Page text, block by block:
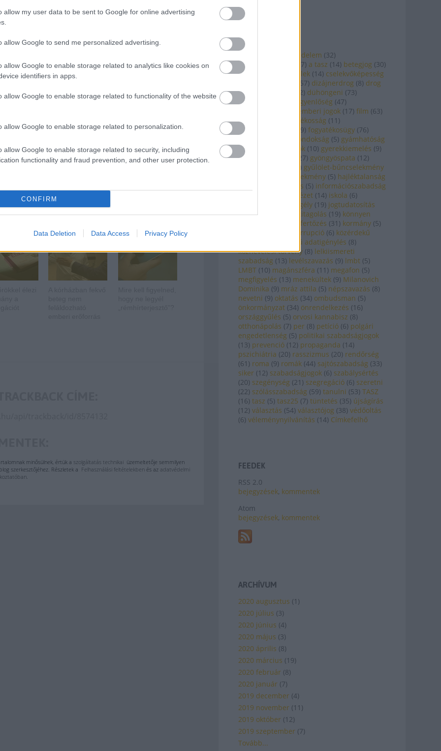
allow my user data to be sent to Google for online advertising
allow Google to send me personalized advertising.
allow Google to enable storage related to analytics like cookies on
identifiers in apps.
allow Google to enable storage related to functionality of the website
allow Google to enable storage related to personalization.
allow Google to enable storage related to security, including
functionality and fraud prevention, and other user protection.
CONFIRM
Data Deletion Data Access Privacy Policy
feltételeinek a jelenleginél sokkal precízebb
és az alkalmatlan korlátokat jelentő szabályok
Mi azon leszünk, hogy meggyőzzük őket.
komment
minősülnek, értük a szolgáltatás technikaiüzemeltetője semmilyen
szerkesztőjéhez. Részletek a Felhasználási feltételekbenés az adatvédelmi
TÉMÁINK
adatvédelem (32)
alkotmánybíróság
7) a tasz (14) betegjog (30)
betegjogok
civilek (14) cselekvőképesség
57) dizájnerdrog (8) drog
(98 12) dühöngeni (73)
egészségügy
egyenlőség (47)
emberi jogok (17) film (63)
filmezni
fogyatékosság (11 )
fogyatékosságügy
9) fogyatékosügy (76)
gondokság (5) gyámhatóság
(13 gyerekkelvagyok (10) gyerekkiemelés (9)
gyermekvédelem
27) gyöngyöspata (12)
) gyűlölet-bűncselekmény
gyűlöletbűncselekmény (5) hajléktalanság
hiv/aids (5) információszabadság
intézet (14) iskola (6)
jogsegély (19) jogtudatosítás
(17) kábítószer kitagolás (19) könnyen
kórházi fertőzés (31 ) kormány (5)
korrupció (6) közérdekű
közérdekű adatigénylés (8)
köznevelési törvény (8) lelkiismereti
szabadság (13) levélszavazás (9) lmbt (5)
LMBT (10) magánszféra (11 ) megafon (5)
megfigyelés (13) menekültek (9) Milanovich
Dominika (9) mráz attila (5) népszavazás (8)
nevetni (9) oktatás (34) ombudsman (5)
önkormányzat (34) önrendelkezés (16)
országgyűlés (5) orvosi kannabisz (8)
otthonápolás (7) per (8) petíció (6) polgári
engedetlenség (5) politikai szabadságjogok
(13) prevenció (12) propaganda (14)
pszichiátria (20) rasszizmus (20) rendőrség
(61 ) roma (9) romák (44) sajtószabadság (33)
siker (12) szabadságjogok (6) szabálysértés
(20) szegénység (21 ) szegregáció (6) szeretni
(22) szólásszabadság (59) tanulni (53) TASZ
(16) tasz (5) tasz25 (7) tüntetés (35) újságírás
(12) választás (54) választójog (38) védőoltás
(6) véleménynyilvánítás (14) Címkefelhő
FEEDEK
RSS 2.0
bejegyzések, kommentek
Atom
bejegyzések, kommentek
ARCHÍVUM
2020 augusztus (1 )
2020 július (3)
2020 június (4)
2020 május (3)
2020 április (8)
2020 március (19)
2020 február (8)
2020 január (7)
2019 december (4)
2019 november (11 )
2019 október (12)
2019 szeptember (7)
Tovább...